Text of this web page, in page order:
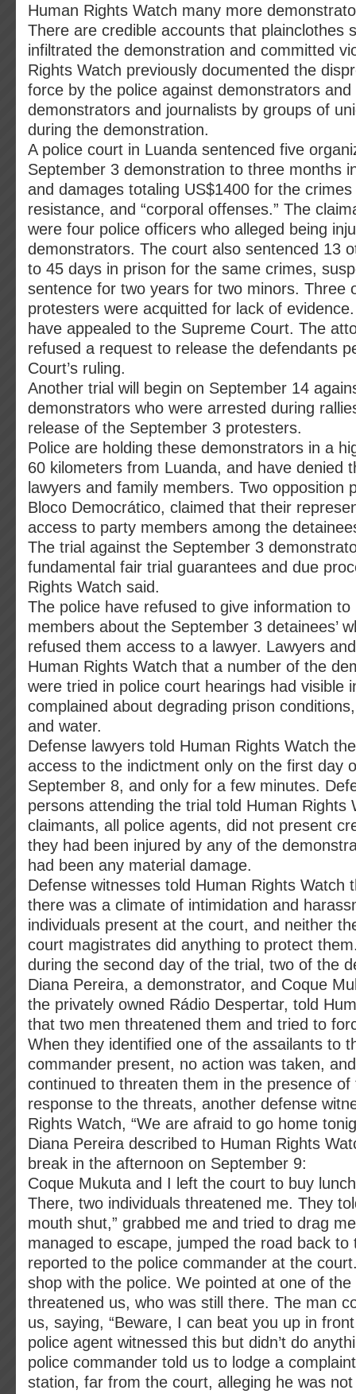
Human Rights Watch many more
There are credible accounts that plainclothes
infiltrated the demonstration and committed
Rights Watch previously documented the
force by the police against demonstrators
demonstrators and journalists by groups of
during the demonstration.
A police court in Luanda sentenced five
September 3 demonstration to three months
and damages totaling US$1400 for the
resistance, and “corporal offenses.” The
were four police officers who alleged being
demonstrators. The court also sentenced 13
to 45 days in prison for the same crimes,
sentence for two years for two minors. Three
protesters were acquitted for lack of
have appealed to the Supreme Court. The
refused a request to release the defendants
Court’s ruling.
Another trial will begin on September 14
demonstrators who were arrested during
release of the September 3 protesters.
Police are holding these demonstrators in a
60 kilometers from Luanda, and have denied
lawyers and family members. Two opposition
Bloco Democrático, claimed that their
access to party members among the
The trial against the September 3
fundamental fair trial guarantees and due
Rights Watch said.
The police have refused to give information
members about the September 3 detainees’
refused them access to a lawyer. Lawyers
Human Rights Watch that a number of the
were tried in police court hearings had visible
complained about degrading prison
and water.
Defense lawyers told Human Rights Watch
access to the indictment only on the first day
September 8, and only for a few minutes.
persons attending the trial told Human Rights
claimants, all police agents, did not present
they had been injured by any of the
had been any material damage.
Defense witnesses told Human Rights Watch
there was a climate of intimidation and
individuals present at the court, and neither
court magistrates did anything to protect
during the second day of the trial, two of the
Diana Pereira, a demonstrator, and Coque
the privately owned Rádio Despertar, told
that two men threatened them and tried to
When they identified one of the assailants to
commander present, no action was taken,
continued to threaten them in the presence of
response to the threats, another defense
Rights Watch, “We are afraid to go home
Diana Pereira described to Human Rights
break in the afternoon on September 9:
Coque Mukuta and I left the court to buy
There, two individuals threatened me. They
mouth shut,” grabbed me and tried to drag
managed to escape, jumped the road back to
reported to the police commander at the
shop with the police. We pointed at one of the
threatened us, who was still there. The man
us, saying, “Beware, I can beat you up in
police agent witnessed this but didn’t do
police commander told us to lodge a
station, far from the court, alleging he was